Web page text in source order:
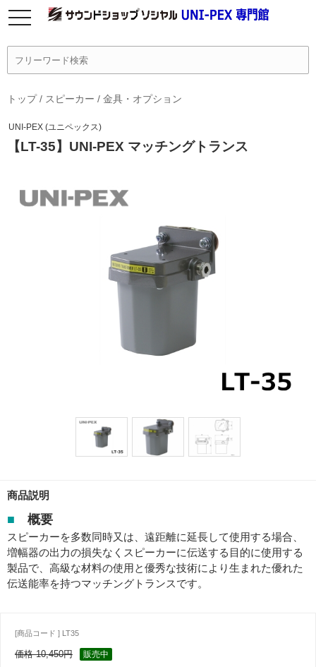
トップ/ スピーカー / 金具・オプション
UNI-PEX (ユニペックス)
【LT-35】UNI-PEX マッチングトランス
商品説明
■ 概要
スピーカーを多数同時又は、遠距離に延長して使用する場合、
増幅器の出力の損失なくスピーカーに伝送する目的に使用する
製品で、高級な材料の使用と優秀な技術により生まれた優れた
伝送能率を持つマッチングトランスです。
[商品コード ] LT35
価格 10,450円 販売中